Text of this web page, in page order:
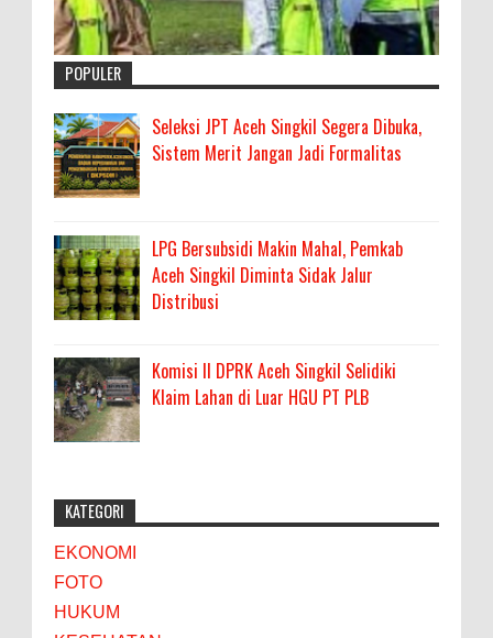
POPULER
Seleksi JPT Aceh Singkil Segera Dibuka,
Sistem Merit Jangan Jadi Formalitas
LPG Bersubsidi Makin Mahal, Pemkab
Aceh Singkil Diminta Sidak Jalur
Distribusi
Komisi II DPRK Aceh Singkil Selidiki
Klaim Lahan di Luar HGU PT PLB
KATEGORI
EKONOMI
FOTO
HUKUM